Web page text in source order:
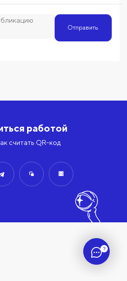
?
Отправить
работой
считать QR-код